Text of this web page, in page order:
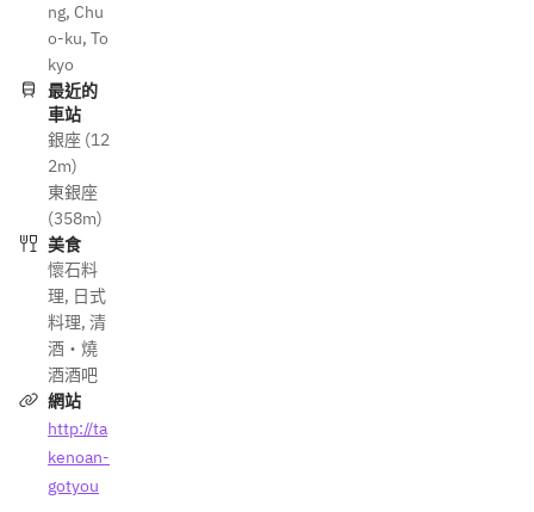
ng, Chu
o-ku, To
kyo
最近的
車站
銀座 (12
2m)
東銀座
(358m)
美食
懷石料
理, 日式
料理, 清
酒・燒
酒酒吧
網站
http://ta
kenoan-
gotyou